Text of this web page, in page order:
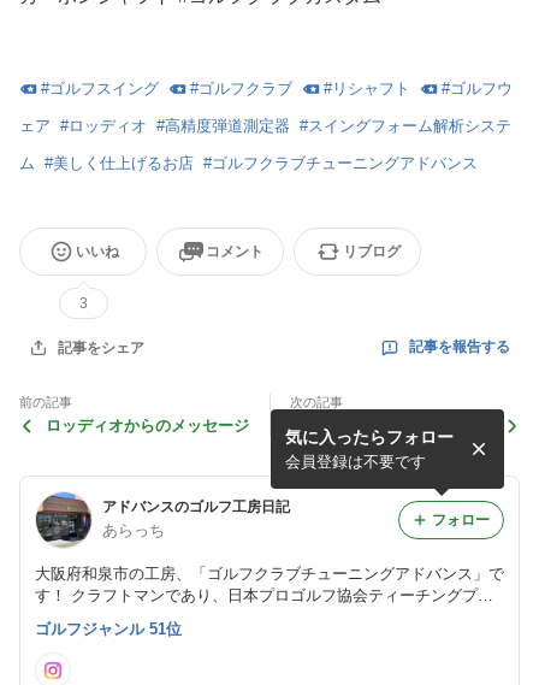
#ゴルフスイング #ゴルフクラブ #リシャフト #ゴルフウ
ェア #ロッディオ #高精度弾道測定器 #スイングフォーム解析システ
ム #美しく仕上げるお店 #ゴルフクラブチューニングアドバンス
いいね
3
コメント リブログ
記事をシェア 記事を報告する
前の記事
ロッディオからのメッセージ
次の記事
ロッディオCCアイアン
アドバンスのゴルフ工房日記
あらっち
大阪府和泉市の工房、「ゴルフクラブチューニングアドバンス」で
す！ クラフトマンであり、日本プロゴルフ協会ティーチングプロ
の裏側について日々更新していきます!!
気に入ったらフォロー
会員登録は不要です
フォロー
ゴルフジャンル 51位